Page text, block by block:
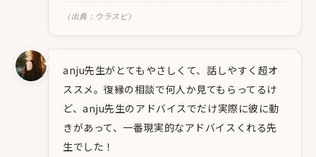
（出典：ウラスピ）
anju先生がとてもやさしくて、話しやすく超オ
ススメ。復縁の相談で何人か見てもらってるけ
ど、anju先生のアドバイスでだけ実際に彼に動
きがあって、一番現実的なアドバイスくれる先
生でした！